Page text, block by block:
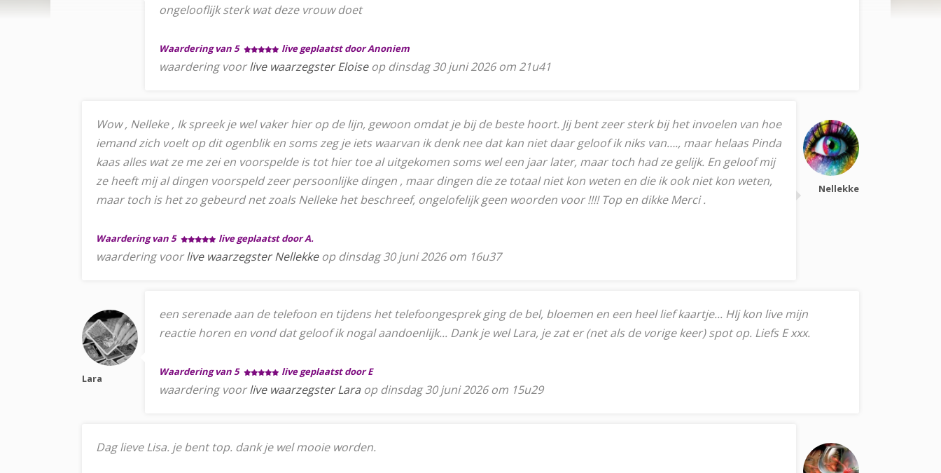
ongelooflijk sterk wat deze vrouw doet
Waardering van 5 live geplaatst door Anoniem
waardering voorlive waarzegster Eloiseop dinsdag 30 juni 2026 om 21u41
Nellekke
Wow , Nelleke , Ik spreek je wel vaker hier op de lijn, gewoon omdat je bij de beste hoort. Jij bent zeer sterk bij het invoelen van hoe
iemand zich voelt op dit ogenblik en soms zeg je iets waarvan ik denk nee dat kan niet daar geloof ik niks van…., maar helaas Pinda
kaas alles wat ze me zei en voorspelde is tot hier toe al uitgekomen soms wel een jaar later, maar toch had ze gelijk. En geloof mij
ze heeft mij al dingen voorspeld zeer persoonlijke dingen , maar dingen die ze totaal niet kon weten en die ik ook niet kon weten,
maar toch is het zo gebeurd net zoals Nelleke het beschreef, ongelofelijk geen woorden voor !!!! Top en dikke Merci .
Waardering van 5 live geplaatst door A.
waardering voorlive waarzegster Nellekkeop dinsdag 30 juni 2026 om 16u37
Lara
een serenade aan de telefoon en tijdens het telefoongesprek ging de bel, bloemen en een heel lief kaartje... HIj kon live mijn
reactie horen en vond dat geloof ik nogal aandoenlijk... Dank je wel Lara, je zat er (net als de vorige keer) spot op. Liefs E xxx.
Waardering van 5 live geplaatst door E
waardering voorlive waarzegster Lara op dinsdag 30 juni 2026 om 15u29
Dag lieve Lisa. je bent top. dank je wel mooie worden.